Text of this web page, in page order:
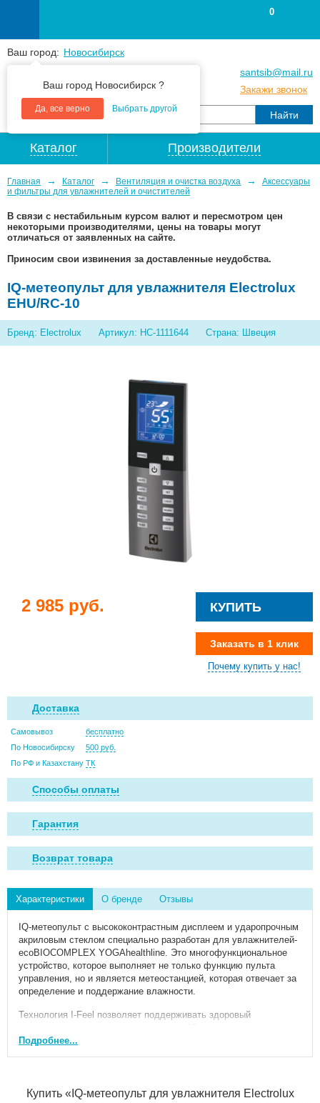
Ваш город: Новосибирск
Ваш город Новосибирск ?
Да, все верно Выбрать другой
+7(383) 213 79 30
santsib@mail.ru
Закажи звонок
0
Каталог Производители
Главная → Каталог → Вентиляция и очистка воздуха →
Аксессуары
и фильтры для увлажнителей и очистителей
В связи с нестабильным курсом валют и пересмотром цен
некоторыми производителями, цены на товары могут
отличаться от заявленных на сайте.
Приносим свои извинения за доставленные неудобства.
IQ-метеопульт для увлажнителя Electrolux
EHU/RC-10
Бренд: Electrolux Артикул: НС-1111644 Страна: Швеция
2 985 руб. КУПИТЬ
Заказать в 1 клик
Почему купить у нас!
Доставка
Самовывоз
бесплатно
По Новосибирску
500 руб.
По РФ и Казахстану ТК
Способы оплаты
Гарантия
Возврат товара
Характеристики О бренде Отзывы
IQ-метеопульт с высококонтрастным дисплеем и ударопрочным
акриловым стеклом специально разработан для увлажнителей-
ecoBIOCOMPLEX YOGAhealthline. Это многофункциональное
устройство, которое выполняет не только функцию пульта
управления, но и является метеостанцией, которая отвечает за
определение и поддержание влажности.
Технология I-Feel позволяет поддерживать здоровый
прибора. Например, положите его у кроватки с ребенком, и
В комплект поставки не входит. Приобретается отдельно.
Подробнее...
Купить «IQ-метеопульт для увлажнителя Electrolux